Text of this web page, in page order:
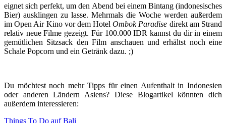
eignet sich perfekt, um den Abend bei einem Bintang (indonesisches
Bier) ausklingen zu lasse. Mehrmals die Woche werden außerdem
im Open Air Kino vor dem HotelOmbok Paradise direkt am Strand
relativ neue Filme gezeigt. Für 100.000 IDR kannst du dir in einem
gemütlichen Sitzsack den Film anschauen und erhältst noch eine
Schale Popcorn und ein Getränk dazu. ;)
Du möchtest noch mehr Tipps für einen Aufenthalt in Indonesien
oder anderen Ländern Asiens? Diese Blogartikel könnten dich
außerdem interessieren:
Things To Do auf Bali